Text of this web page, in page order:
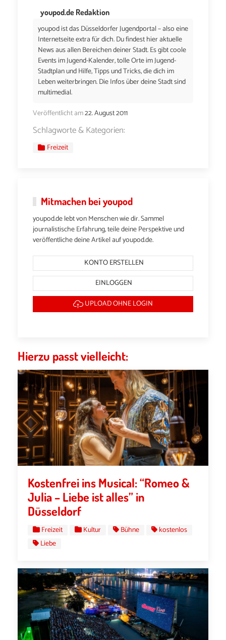
youpod.de Redaktion
youpod ist das Düsseldorfer Jugendportal – also eine
Internetseite extra für dich. Du findest hier aktuelle
News aus allen Bereichen deiner Stadt. Es gibt coole
Events im Jugend-Kalender, tolle Orte im Jugend-
Stadtplan und Hilfe, Tipps und Tricks, die dich im
Leben weiterbringen. Die Infos über deine Stadt sind
multimedial.
Veröffentlicht am22. August 2011
Schlagworte & Kategorien:
Freizeit
Mitmachen bei youpod
youpod.de lebt von Menschen wie dir. Sammel
journalistische Erfahrung, teile deine Perspektive und
veröffentliche deine Artikel auf youpod.de.
KONTO ERSTELLEN
EINLOGGEN
UPLOAD OHNE LOGIN
Hierzu passt vielleicht:
Kostenfrei ins Musical: “Romeo &
Julia – Liebe ist alles” in
Düsseldorf
Freizeit Kultur Bühne
kostenlos
Liebe